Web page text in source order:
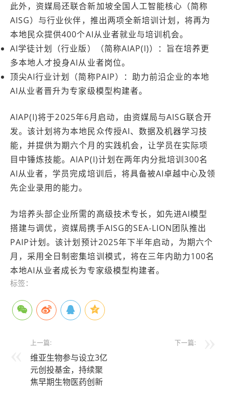
此外，资媒局还联合新加坡全国人工智能核心（简称
AISG）与行业伙伴，推出两项全新培训计划，将再为
本地民众提供400个AI从业者就业与培训机会。
AI学徒计划（行业版）（简称AIAP(I)）：旨在培养更
多本地人才投身AI从业者岗位。
顶尖AI行业计划（简称PAIP）：助力前沿企业的本地
AI从业者晋升为专家级模型构建者。
AIAP(I)将于2025年6月启动，由资媒局与AISG联合开
发。该计划将为本地民众传授AI、数据及机器学习技
能，并提供为期六个月的实践机会，让学员在实际项
目中锤炼技能。AIAP(I)计划在两年内分批培训300名
AI从业者，学员完成培训后，将具备被AI卓越中心及领
先企业录用的能力。
为培养头部企业所需的高级技术专长，如先进AI模型
搭建与调优，资媒局携手AISG的SEA-LION团队推出
PAIP计划。该计划预计2025年下半年启动，为期六个
月，采用全日制密集培训模式，将在三年内助力100名
本地AI从业者成长为专家级模型构建者。
标签：
上一篇:
维亚生物参与设立3亿
元创投基金，持续聚
焦早期生物医药创新
下一篇: